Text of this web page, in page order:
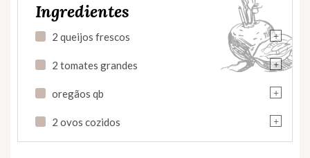
Ingredientes
+
2 queijos frescos
+
2 tomates grandes
+
oregãos qb
+
2 ovos cozidos